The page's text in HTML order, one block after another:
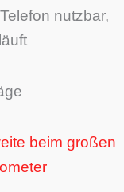
nutzbar,
beim großen